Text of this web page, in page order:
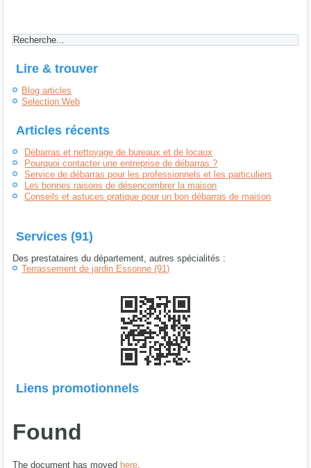
Lire & trouver
Blog articles
Selection Web
Articles récents
Débarras et nettoyage de bureaux et de locaux
Pourquoi contacter une entreprise de débarras ?
Service de débarras pour les professionnels et les particuliers
Les bonnes raisons de désencombrer la maison
Conseils et astuces pratique pour un bon débarras de maison
Services (91)
Des prestataires du département, autres spécialités :
Terrassement de jardin Essonne (91)
Liens promotionnels
Found
The document has moved here